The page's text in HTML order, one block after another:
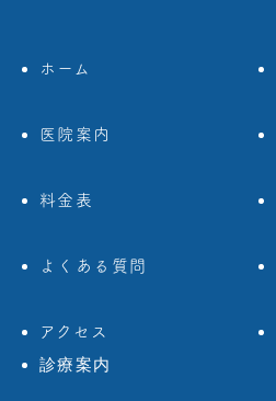
ホーム
医院案内
料金表
よくある質問
アクセス
診療案内